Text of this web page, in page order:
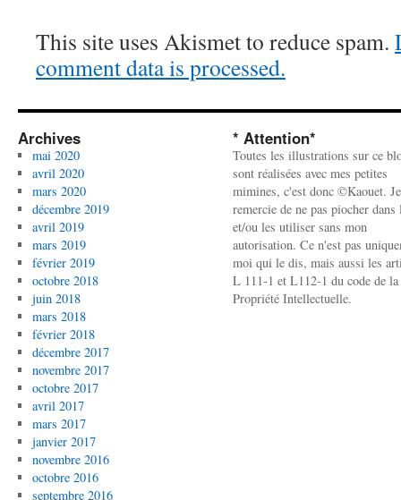
This site uses Akismet to reduce spam.
comment data is processed.
Archives
mai 2020
avril 2020
mars 2020
décembre 2019
avril 2019
mars 2019
février 2019
octobre 2018
juin 2018
mars 2018
février 2018
décembre 2017
novembre 2017
octobre 2017
avril 2017
mars 2017
janvier 2017
novembre 2016
octobre 2016
septembre 2016
* Attention*
Toutes les illustrations sur ce
sont réalisées avec mes petites
mimines, c'est donc ©Kaouet.
remercie de ne pas piocher dans
et/ou les utiliser sans mon
autorisation. Ce n'est pas
moi qui le dis, mais aussi les
L 111-1 et L112-1 du code de la
Propriété Intellectuelle.